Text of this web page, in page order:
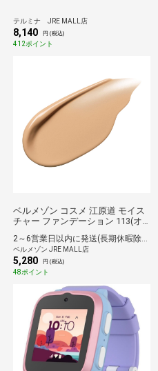
テルミナ JRE MALL店
8,140 円 (税込)
412ポイント
ベルメゾン コスメ 江原道 モイス
チャー ファンデーション 113(オ
ベルメゾン JRE MALL店
5,280 円 (税込)
48ポイント